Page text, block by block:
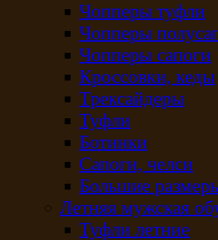
Чопперы туфли
Чопперы
Чопперы сапоги
Кроссовки, кеды
Трексайдеры
Туфли
Ботинки
Сапоги, челси
Большие
Летняя мужская
Туфли летние